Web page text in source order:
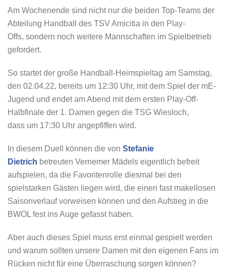
Am Wochenende sind nicht nur die beiden Top-Teams der
Abteilung Handball des TSV Amicitia in den Play-
Offs, sondern noch weitere Mannschaften im Spielbetrieb
gefordert.
So startet der große Handball-Heimspieltag am Samstag,
den 02.04.22, bereits um 12:30 Uhr, mit dem Spiel der mE-
Jugend und endet am Abend mit dem ersten Play-Off-
Halbfinale der 1. Damen gegen die TSG Wiesloch,
dass um 17:30 Uhr angepfiffen wird.
In diesem Duell können die von Stefanie
Dietrich betreuten Vernemer Mädels eigentlich befreit
aufspielen, da die Favoritenrolle diesmal bei den
spielstarken Gästen liegen wird, die einen fast makellosen
Saisonverlauf vorweisen können und den Aufstieg in die
BWOL fest ins Auge gefasst haben.
Aber auch dieses Spiel muss erst einmal gespielt werden
und warum sollten unsere Damen mit den eigenen Fans im
Rücken nicht für eine Überraschung sorgen können?